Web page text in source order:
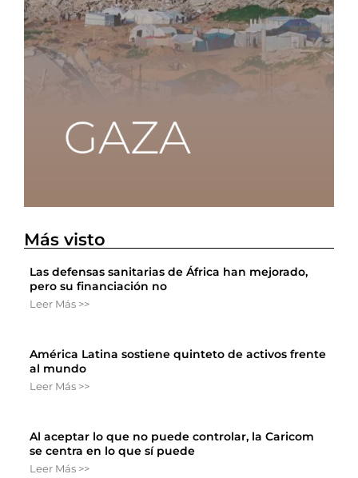
Más visto
Las defensas sanitarias de África han mejorado,
pero su financiación no
Leer Más >>
América Latina sostiene quinteto de activos frente
al mundo
Leer Más >>
Al aceptar lo que no puede controlar, la Caricom
se centra en lo que sí puede
Leer Más >>